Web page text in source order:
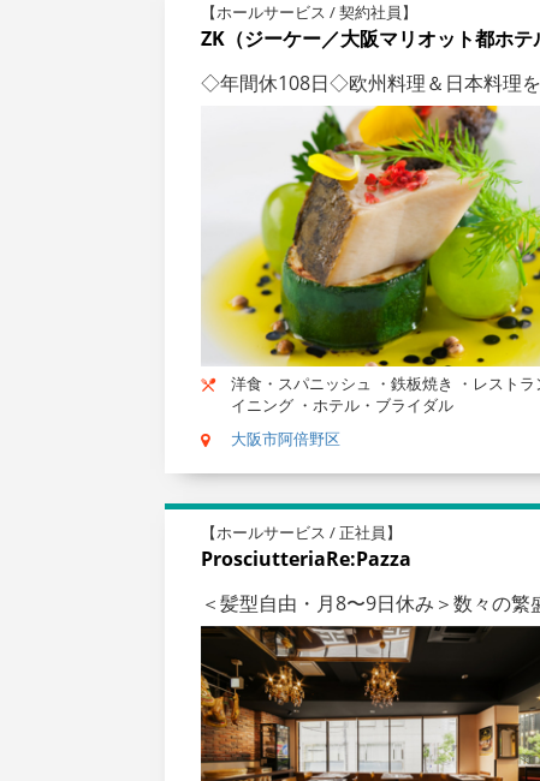
【ホールサービス / 契約社員】
ZK（ジーケー／大阪マリオット都ホテ
◇年間休108日◇欧州料理＆日本料理を
洋食・スパニッシュ ・鉄板焼き ・レストラ
イニング ・ホテル・ブライダル
大阪市阿倍野区
【ホールサービス / 正社員】
ProsciutteriaRe:Pazza
＜髪型自由・月8〜9日休み＞数々の